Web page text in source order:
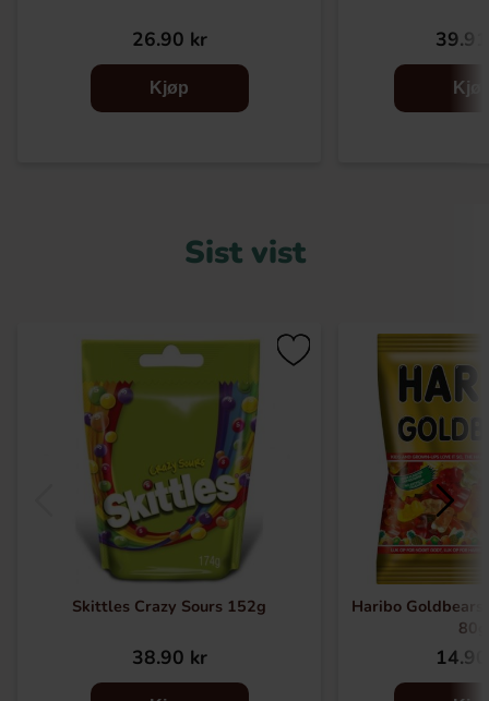
26.90 kr
Kjøp
Sist vist
Skittles Crazy Sours 152g
38.90 kr
Haribo
80g